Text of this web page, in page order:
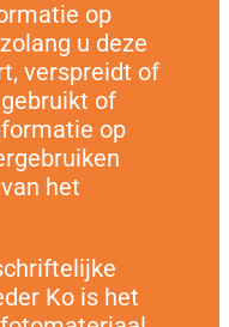
op
u deze
verspreidt of
of
op
het
Ko is het